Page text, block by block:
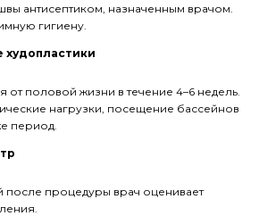
антисептиком, назначенным врачом.
гигиену.
худопластики
от половой жизни в течение 4–6 недель.
нагрузки, посещение бассейнов
период.
после процедуры врач оценивает